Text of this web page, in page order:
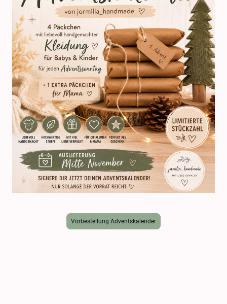
Vorbestellung Adventskalender